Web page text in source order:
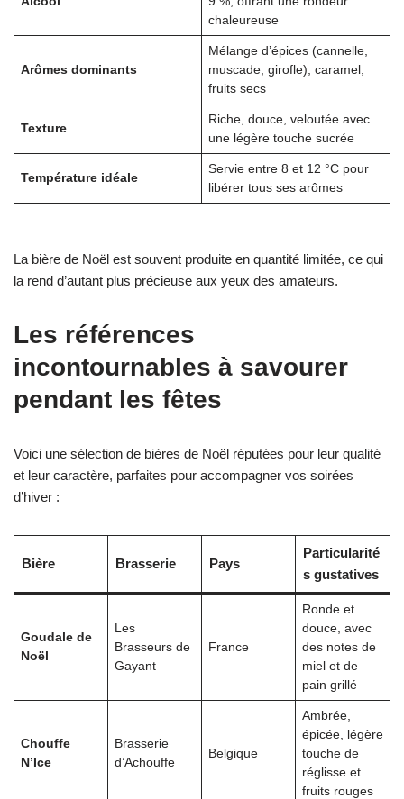
chaleureuse
Arômes dominants
Mélange d’épices (cannelle,
muscade, girofle), caramel,
fruits secs
Texture
Riche, douce, veloutée avec
une légère touche sucrée
Température idéale
Servie entre 8 et 12 °C pour
libérer tous ses arômes
La bière de Noël est souvent produite en quantité limitée, ce qui
la rend d’autant plus précieuse aux yeux des amateurs.
Les références
incontournables à savourer
pendant les fêtes
Voici une sélection de bières de Noël réputées pour leur qualité
et leur caractère, parfaites pour accompagner vos soirées
d’hiver :
Bière Brasserie Pays
Particularité
s gustatives
Goudale de
Noël
Les
Brasseurs de
Gayant
France
Ronde et
douce, avec
des notes de
miel et de
pain grillé
Chouffe
N’Ice
Brasserie
d’Achouffe
Belgique
Ambrée,
épicée, légère
touche de
réglisse et
fruits rouges